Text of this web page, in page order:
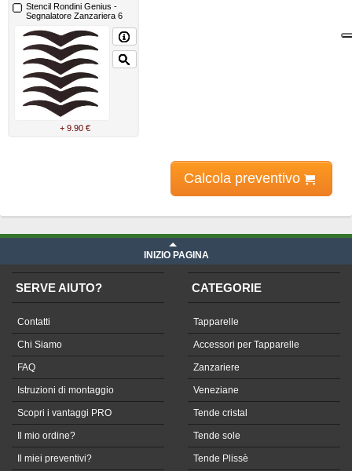
Stencil Rondini Genius -
Segnalatore Zanzariera 6
+ 9.90 €
Calcola preventivo
INIZIO PAGINA
SERVE AIUTO?
Contatti
Chi Siamo
FAQ
Istruzioni di montaggio
Scopri i vantaggi PRO
Il mio ordine?
Il miei preventivi?
CATEGORIE
Tapparelle
Accessori per Tapparelle
Zanzariere
Veneziane
Tende cristal
Tende sole
Tende Plissè